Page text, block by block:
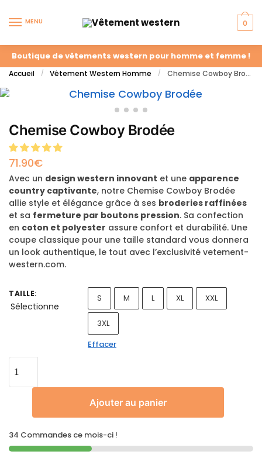
MENU 0
Boutique de vêtements western pour homme et femme !
Accueil / Vêtement Western Homme / Chemise Cowboy Brodée
Chemise Cowboy Brodée
71.90€
Avec un design western innovant et une apparence
country captivante, notre Chemise Cowboy Brodée
allie style et élégance grâce à ses broderies raffinées
et sa fermeture par boutons pression. Sa confection
en coton et polyester assure confort et durabilité. Une
coupe classique pour une taille standard vous donnera
un look authentique, le tout avec l’exclusivité vetement-
western.com.
TAILLE:
Sélectionne
S M L XL XXL
3XL
Effacer
Ajouter au panier
34 Commandes ce mois-ci !